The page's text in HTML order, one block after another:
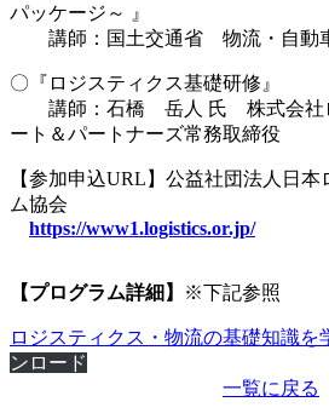
パッケージ～ 』
講師：国土交通省 物流・自動
〇『ロジスティクス基礎研修』
講師：石橋 岳人 氏 株式会社ロ
ート＆パートナーズ常務取締役
【参加申込URL】公益社団法人日
ム協会
https://www1.logistics.or.jp/
【プログラム詳細】 ※下記参照
ロジスティクス・物流の基礎知識を
ンロード
一覧に戻る